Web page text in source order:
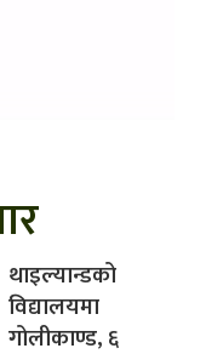
थाइल्यान्डको
विद्यालयमा
गोलीकाण्ड, ६